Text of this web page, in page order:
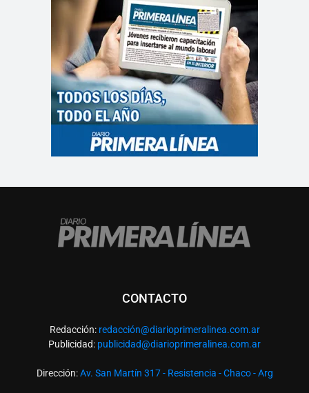
CONTACTO
Redacción: redacción@diarioprimeralinea.com.ar
Publicidad: publicidad@diarioprimeralinea.com.ar
Dirección:Av. San Martín 317 - Resistencia - Chaco - Arg